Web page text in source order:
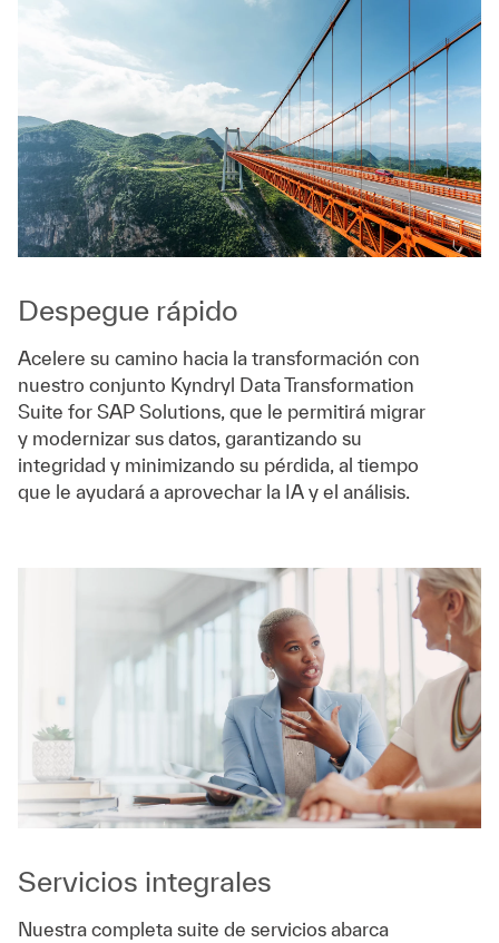
Despegue rápido
Acelere su camino hacia la transformación con
nuestro conjunto Kyndryl Data Transformation
Suite for SAP Solutions, que le permitirá migrar
y modernizar sus datos, garantizando su
integridad y minimizando su pérdida, al tiempo
que le ayudará a aprovechar la IA y el análisis.
Servicios integrales
Nuestra completa suite de servicios abarca